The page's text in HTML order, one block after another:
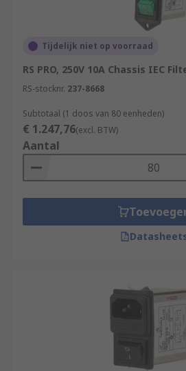
Tijdelijk niet op voorraad
RS PRO, 250V 10A Chassis IEC
RS-stocknr. 237-8668
Subtotaal (1 doos van 80 eenheden)
€ 1.247,76(excl. BTW)
Aantal